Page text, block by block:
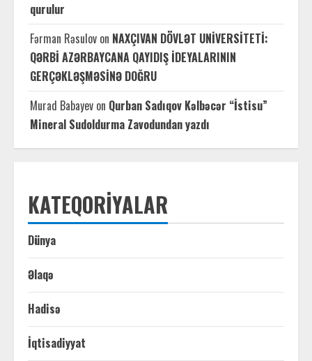
qurulur
Fərman Rəsulov on NAXÇIVAN DÖVLƏT UNİVERSİTETİ:
QƏRBİ AZƏRBAYCANA QAYIDIŞ İDEYALARININ
GERÇƏKLƏŞMƏSİNƏ DOĞRU
Murad Babayev on Qurban Sadıqov Kəlbəcər “İstisu”
Mineral Sudoldurma Zavodundan yazdı
KATEQORIYALAR
Dünya
Əlaqə
Hadisə
İqtisadiyyat